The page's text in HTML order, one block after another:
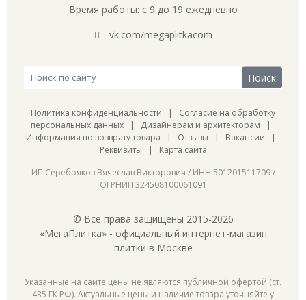
Время работы: с 9 до 19 ежедневно
vk.com/megaplitkacom
Политика конфиденциальности | Согласие на обработку
персональных данных | Дизайнерам и архитекторам |
Информация по возврату товара | Отзывы | Вакансии |
Реквизиты | Карта сайта
ИП Серебряков Вячеслав Викторович / ИНН 501201511709 /
ОГРНИП 324508100061091
© Все права защищены 2015-2026
«МегаПлитка» - официальный интернет-магазин
плитки в Москве
Указанные на сайте цены не являются публичной офертой (ст.
435 ГК РФ). Актуальные цены и наличие товара уточняйте у